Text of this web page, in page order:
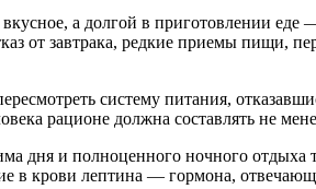
а долгой в приготовлении
от завтрака, редкие приемы пищи,
систему питания,
рационе должна составлять не
дня и полноценного ночного
крови лептина — гормона,